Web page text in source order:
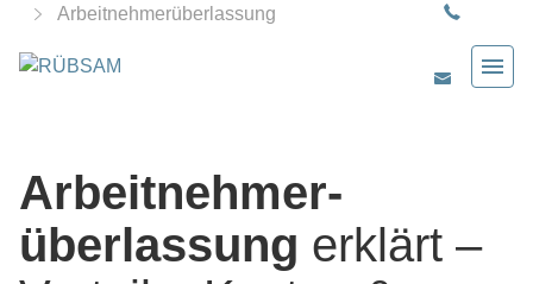
Arbeitnehmerüberlassung
Arbeitnehmer­
überlassung erklärt –